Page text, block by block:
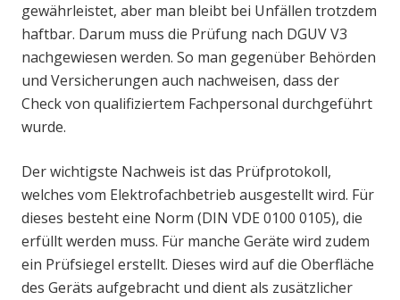
gewährleistet, aber man bleibt bei Unfällen trotzdem
haftbar. Darum muss die Prüfung nach DGUV V3
nachgewiesen werden. So man gegenüber Behörden
und Versicherungen auch nachweisen, dass der
Check von qualifiziertem Fachpersonal durchgeführt
wurde.
Der wichtigste Nachweis ist das Prüfprotokoll,
welches vom Elektrofachbetrieb ausgestellt wird. Für
dieses besteht eine Norm (DIN VDE 0100 0105), die
erfüllt werden muss. Für manche Geräte wird zudem
ein Prüfsiegel erstellt. Dieses wird auf die Oberfläche
des Geräts aufgebracht und dient als zusätzlicher